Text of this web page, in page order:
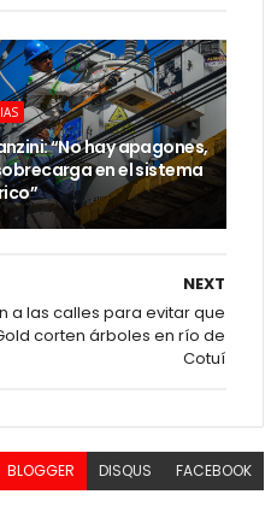
“No hay apagones,
en el sistema
NEXT
a las calles para evitar que
corten árboles en río de
Cotuí
BLOGGER DISQUS FACEBOOK